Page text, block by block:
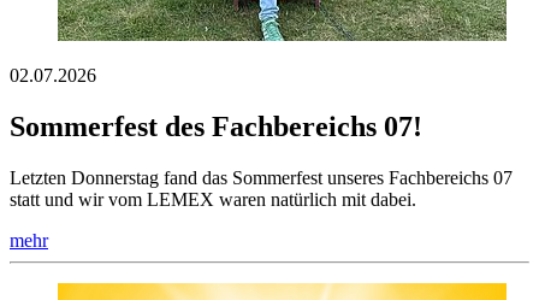
02.07.2026
Sommerfest des Fachbereichs 07!
Letzten Donnerstag fand das Sommerfest unseres Fachbereichs 07
statt und wir vom LEMEX waren natürlich mit dabei.
mehr